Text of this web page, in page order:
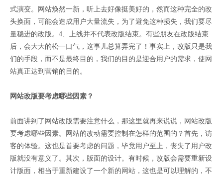
式演变。网站焕然一新，听上去好像挺美好的，然而这种完全的改
头换面，可能会造成用户大量流失，为了避免这种损失，我们要尽
量稳进的改版。4、上线并不代表改版结束。有些朋友在改版结束
后，会大大的松一口气，这事儿总算弄完了！事实上，改版只是我
们的手段，而不是最终目的，我们的目的是迎合用户的需求，使网
站真正达到营销的目的。
网站改版要考虑哪些因素？
前面讲到了网站改版需要注意什么，那这里就再来说说，网站改版
要考虑哪些因素。网站的改动需要控制在怎样的范围的？首先，访
客的体验。这也是首要考虑的问题，毕竟用户至上，丧失了用户改
版就没有意义了。其次，版面的设计。有时候，改版会需要重新设
计版面，相当于重新建设了一个新的网站，这也是可以理解的，不